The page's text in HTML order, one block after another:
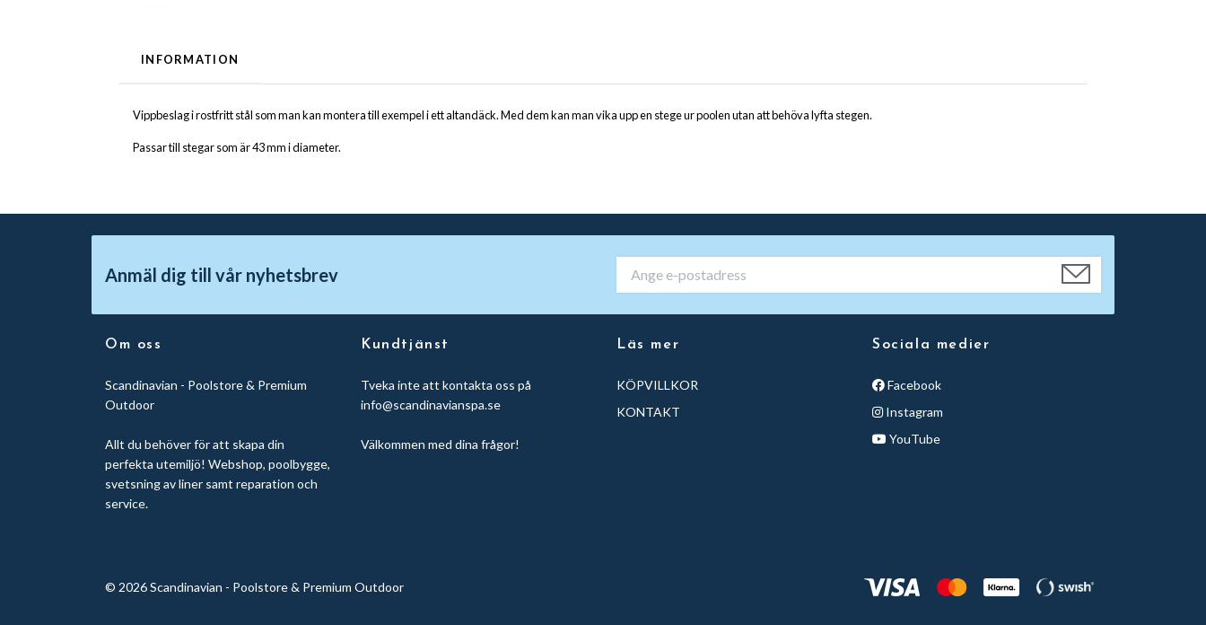
INFORMATION
Vippbeslag i rostfritt stål som man kan montera till exempel i ett altandäck. Med dem kan man vika upp en stege ur poolen utan att behöva lyfta stegen.
Passar till stegar som är 43 mm i diameter.
Anmäl dig till vår nyhetsbrev
Om oss
Scandinavian - Poolstore & Premium
Outdoor
Allt du behöver för att skapa din
perfekta utemiljö! Webshop, poolbygge,
svetsning av liner samt reparation och
service.
Kundtjänst
Tveka inte att kontakta oss på
info@scandinavianspa.se
Välkommen med dina frågor!
Läs mer
KÖPVILLKOR
KONTAKT
Sociala medier
Facebook
Instagram
YouTube
© 2026 Scandinavian - Poolstore & Premium Outdoor